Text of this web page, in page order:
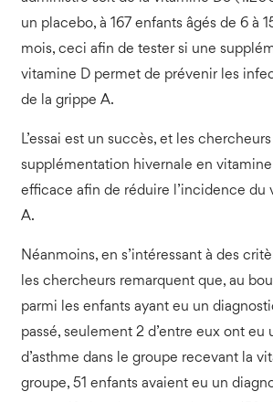
un placebo, à 167 enfants âgés de 6 à
mois, ceci afin de tester si une
vitamine D permet de prévenir les
de la grippe A.
L’essai est un succès, et les
supplémentation hivernale en
efficace afin de réduire l’incidence du
A.
Néanmoins, en s’intéressant à des
les chercheurs remarquent que, au
parmi les enfants ayant eu un
passé, seulement 2 d’entre eux ont eu
d’asthme dans le groupe recevant la
groupe, 51 enfants avaient eu un